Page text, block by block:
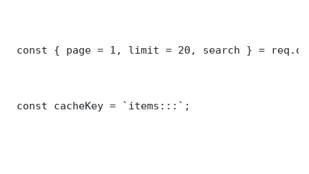
const { page = 1, limit = 20, search } =
const cacheKey = `items:::`;